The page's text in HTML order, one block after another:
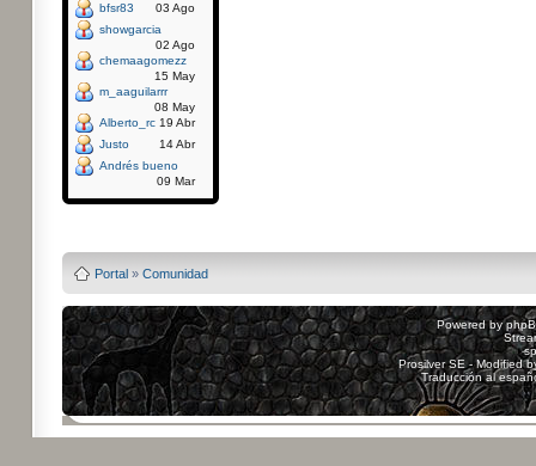
bfsr83
03 Ago
showgarcia
02 Ago
chemaagomezz
15 May
m_aaguilarrr
08 May
Alberto_rc 19 Abr
Justo
14 Abr
Andrés bueno
09 Mar
Portal» Comunidad
Powered by
Prosilver SE - Modified
Traducción al